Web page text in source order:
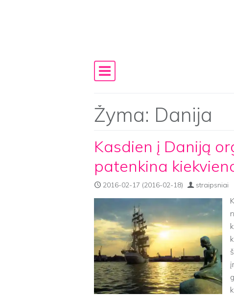
Main Navigation
Žyma: Danija
Kasdien į Daniją
patenkina
2016-02-17 (2016-02-18) straipsniai